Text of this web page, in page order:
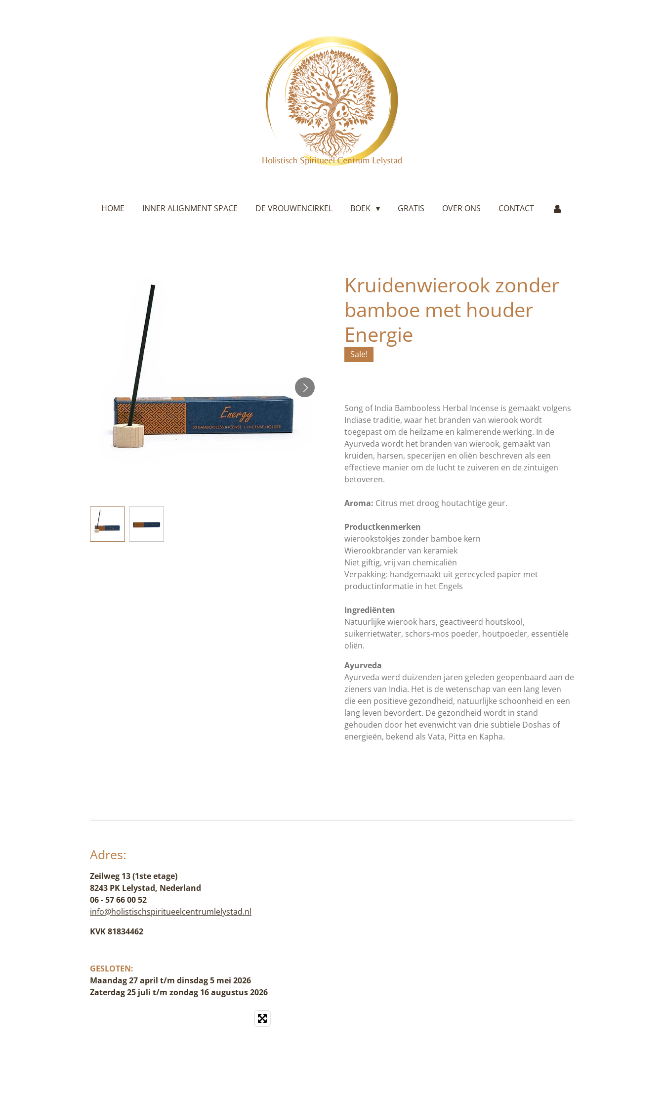
HOME INNER ALIGNMENT SPACE DE VROUWENCIRKEL BOEK GRATIS OVER ONS CONTACT
Kruidenwierook zonder
bamboe met houder
Energie
Sale!
Song of India Bambooless Herbal Incense is gemaakt volgens
Indiase traditie, waar het branden van wierook wordt
toegepast om de heilzame en kalmerende werking. In de
Ayurveda wordt het branden van wierook, gemaakt van
kruiden, harsen, specerijen en oliën beschreven als een
effectieve manier om de lucht te zuiveren en de zintuigen
betoveren.
Aroma: Citrus met droog houtachtige geur.
Productkenmerken
wierookstokjes zonder bamboe kern
Wierookbrander van keramiek
Niet giftig, vrij van chemicaliën
Verpakking: handgemaakt uit gerecycled papier met
productinformatie in het Engels
Ingrediënten
Natuurlijke wierook hars, geactiveerd houtskool,
suikerrietwater, schors-mos poeder, houtpoeder, essentiële
oliën.
Ayurveda
Ayurveda werd duizenden jaren geleden geopenbaard aan de
zieners van India. Het is de wetenschap van een lang leven
die een positieve gezondheid, natuurlijke schoonheid en een
lang leven bevordert. De gezondheid wordt in stand
gehouden door het evenwicht van drie subtiele Doshas of
energieën, bekend als Vata, Pitta en Kapha.
Adres:
Zeilweg 13 (1ste etage)
8243 PK Lelystad, Nederland
06 - 57 66 00 52
info@holistischspiritueelcentrumlelystad.nl
KVK 81834462
GESLOTEN:
Maandag 27 april t/m dinsdag 5 mei 2026
Zaterdag 25 juli t/m zondag 16 augustus 2026